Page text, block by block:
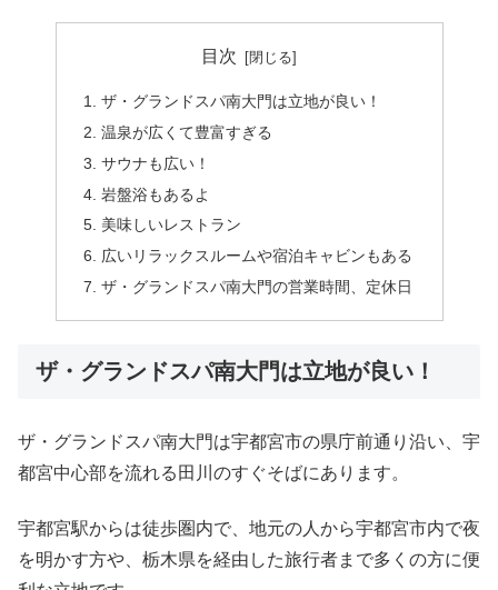
目次
ザ・グランドスパ南大門は立地が良い！
温泉が広くて豊富すぎる
サウナも広い！
岩盤浴もあるよ
美味しいレストラン
広いリラックスルームや宿泊キャビンもある
ザ・グランドスパ南大門の営業時間、定休日
ザ・グランドスパ南大門は立地が良い！
ザ・グランドスパ南大門は宇都宮市の県庁前通り沿い、宇
都宮中心部を流れる田川のすぐそばにあります。
宇都宮駅からは徒歩圏内で、地元の人から宇都宮市内で夜
を明かす方や、栃木県を経由した旅行者まで多くの方に便